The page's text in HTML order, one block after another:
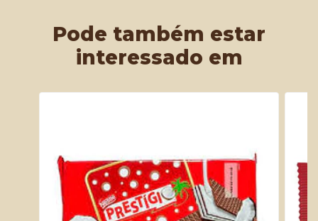
Pode também estar
interessado em